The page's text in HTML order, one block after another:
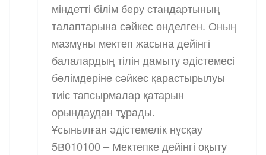
міндетті білім беру стандартының
талаптарына сәйкес өнделген. Оның
мазмұны мектеп жасына дейінгі
балалардың тілін дамыту әдістемесі
бөлімдеріне сәйкес қарастырылуы
тиіс тапсырмалар қатарын
орындаудан тұрады.
Ұсынылған әдістемелік нұсқау
5В010100 – Мектепке дейінгі оқыту